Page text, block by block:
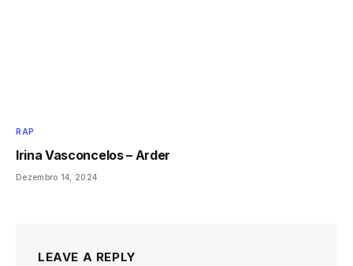
RAP
Irina Vasconcelos – Arder
Dezembro 14, 2024
LEAVE A REPLY